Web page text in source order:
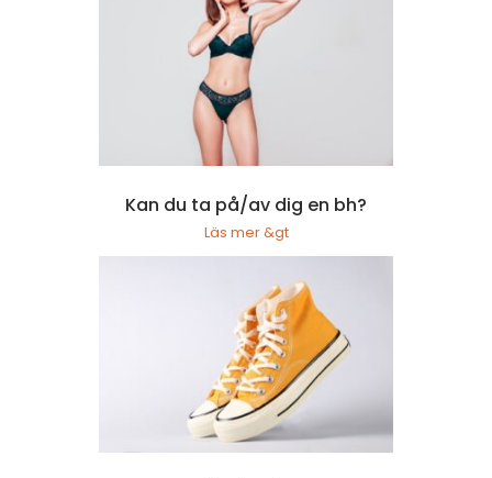
Kan du ta på/av dig en bh?
Läs mer &gt